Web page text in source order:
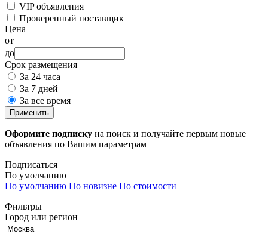
VIP объявления
Проверенный поставщик
Цена
от
до
Срок размещения
За 24 часа
За 7 дней
За все время
Применить
Оформите подписку на поиск и получайте первым новые
объявления по Вашим параметрам
Подписаться
По умолчанию
По умолчанию По новизне По стоимости
Фильтры
Город или регион